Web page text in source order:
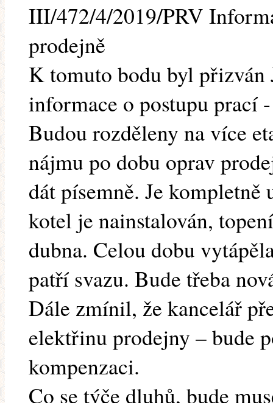
III/472/4/2019/PRV
prodejně
K tomuto bodu byl
informace o postupu prací
Budou rozděleny na více
nájmu po dobu oprav
dát písemně. Je kompletně
kotel je nainstalován,
dubna. Celou dobu
patří svazu. Bude třeba
Dále zmínil, že kancelář
elektřinu prodejny – bude
kompenzaci.
Co se týče dluhů, bude